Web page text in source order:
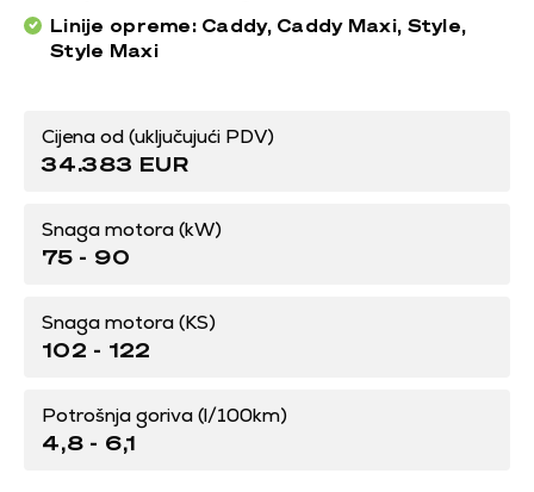
Linije opreme: Caddy, Caddy Maxi, Style,
Style Maxi
Cijena od (uključujući PDV)
34.383 EUR
Snaga motora (kW)
75 - 90
Snaga motora (KS)
102 - 122
Potrošnja goriva (l/100km)
4,8 - 6,1